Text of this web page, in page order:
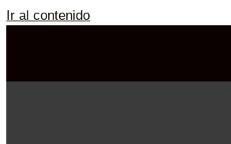
Ir al contenido